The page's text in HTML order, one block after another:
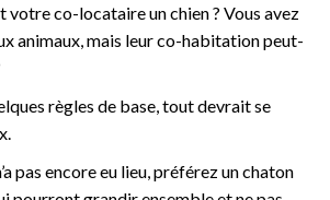
votre co-locataire un chien ? Vous avez
animaux, mais leur co-habitation peut-
règles de base, tout devrait se
pas encore eu lieu, préférez un chaton